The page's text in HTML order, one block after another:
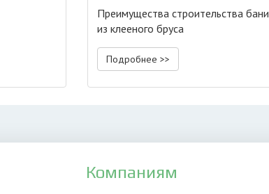
Преимущества строительства бани
из клееного бруса
Подробнее >>
Компаниям